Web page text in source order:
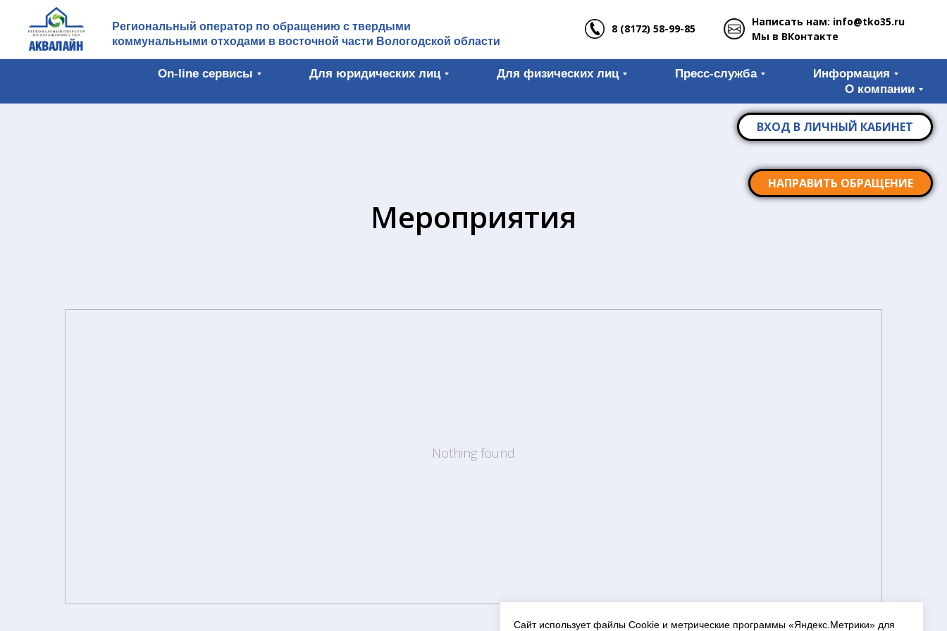
Региональный оператор по обращению с твердыми
коммунальными отходами в восточной части Вологодской области
8 (8172) 58-99-85
Написать нам: info@tko35.ru
Мы в ВКонтакте
On-line сервисы Для юридических лиц Для физических лиц Пресс-служба
Информация
О компании
ВХОД В ЛИЧНЫЙ КАБИНЕТ
НАПРАВИТЬ ОБРАЩЕНИЕ
Сайт использует файлы Cookie и метрические программы «Яндекс.Метрики» для
Мероприятия
Nothing found